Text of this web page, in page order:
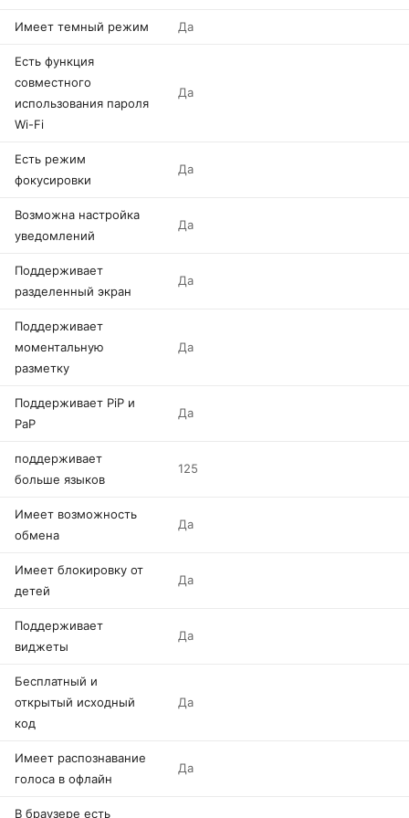
Имеет темный режим Да
Есть функция
совместного
использования пароля
Wi-Fi
Да
Есть режим
фокусировки
Да
Возможна настройка
уведомлений
Да
Поддерживает
разделенный экран
Да
Поддерживает
моментальную
разметку
Да
Поддерживает PiP и
PaP
Да
поддерживает
больше языков
125
Имеет возможность
обмена
Да
Имеет блокировку от
детей
Да
Поддерживает
виджеты
Да
Бесплатный и
открытый исходный
код
Да
Имеет распознавание
голоса в офлайн
Да
В браузере есть